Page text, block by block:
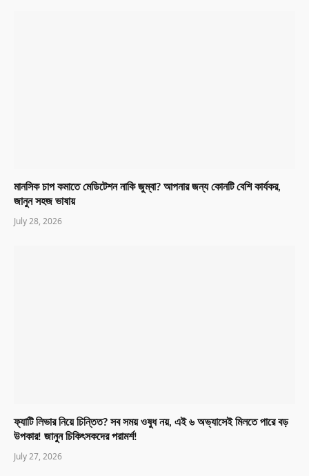
মানসিক চাপ কমাতে মেডিটেশন নাকি জুম্বা? আপনার জন্য কোনটি বেশি কার্যকর,
জানুন সহজ ভাষায়
July 28, 2026
ফ্যাটি লিভার নিয়ে চিন্তিত? সব সময় ওষুধ নয়, এই ৬ অভ্যাসেই মিলতে পারে বড়
উপকার! জানুন চিকিৎসকদের পরামর্শ!
July 27, 2026